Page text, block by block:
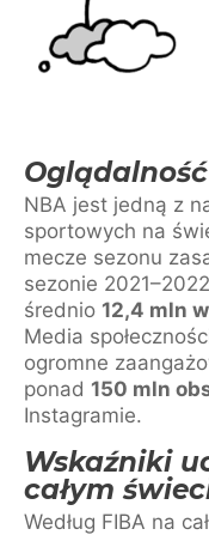
NBA jest jedną z
sportowych na
mecze sezonu
sezonie
średnio 12,4 mln
Media
ogromne
ponad 150 mln
Instagramie.
Wskaźniki
całym
Według FIBA na